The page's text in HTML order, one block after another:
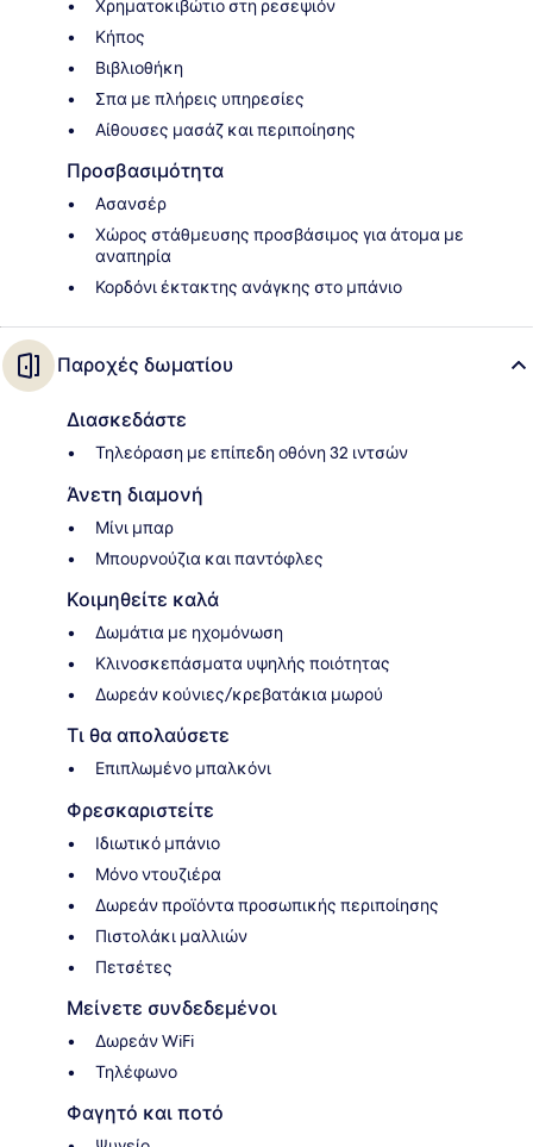
Χρηματοκιβώτιο στη ρεσεψιόν
Κήπος
Βιβλιοθήκη
Σπα με πλήρεις υπηρεσίες
Αίθουσες μασάζ και περιποίησης
Προσβασιμότητα
Ασανσέρ
Χώρος στάθμευσης προσβάσιμος για άτομα με
αναπηρία
Κορδόνι έκτακτης ανάγκης στο μπάνιο
Παροχές δωματίου
Διασκεδάστε
Τηλεόραση με επίπεδη οθόνη 32 ιντσών
Άνετη διαμονή
Μίνι μπαρ
Μπουρνούζια και παντόφλες
Κοιμηθείτε καλά
Δωμάτια με ηχομόνωση
Κλινοσκεπάσματα υψηλής ποιότητας
Δωρεάν κούνιες/κρεβατάκια μωρού
Τι θα απολαύσετε
Επιπλωμένο μπαλκόνι
Φρεσκαριστείτε
Ιδιωτικό μπάνιο
Μόνο ντουζιέρα
Δωρεάν προϊόντα προσωπικής περιποίησης
Πιστολάκι μαλλιών
Πετσέτες
Μείνετε συνδεδεμένοι
Δωρεάν WiFi
Τηλέφωνο
Φαγητό και ποτό